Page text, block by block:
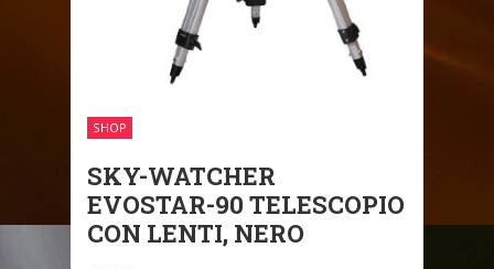
SHOP
SKY-WATCHER
EVOSTAR-90 TELESCOPIO
CON LENTI, NERO